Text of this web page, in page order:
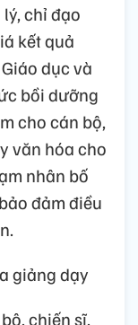
chỉ đạo
kết quả
dục và
bồi dưỡng
cho cán bộ,
văn hóa cho
nhân bố
đảm điều
giảng dạy
chiến sĩ,